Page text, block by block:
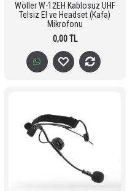
Wöller W-12EH Kablosuz UHF
Telsiz El ve Headset (Kafa)
Mikrofonu
0,00 TL